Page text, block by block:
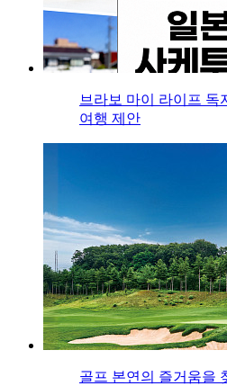
브라보 마이 라이프 독
여행 제안
골프 본연의 즐거움을